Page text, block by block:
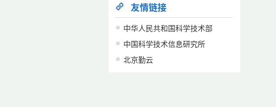
友情链接
中华人民共和国科学技术部
中国科学技术信息研究所
北京勤云